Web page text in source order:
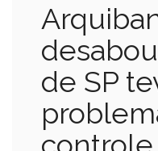
de SP